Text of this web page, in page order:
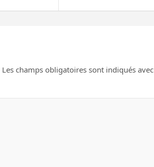
Les champs obligatoires sont indiqués avec